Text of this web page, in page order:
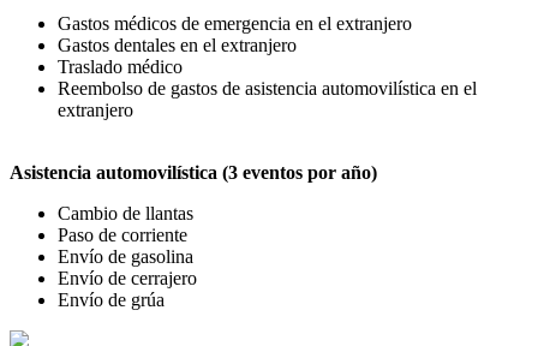
Gastos médicos de emergencia en el extranjero
Gastos dentales en el extranjero
Traslado médico
Reembolso de gastos de asistencia automovilística en el
extranjero
Asistencia automovilística (3 eventos por año)
Cambio de llantas
Paso de corriente
Envío de gasolina
Envío de cerrajero
Envío de grúa